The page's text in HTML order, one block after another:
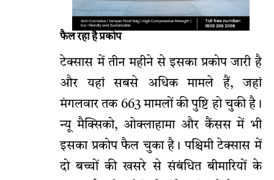
फैल रहा है प्रकोप
टेक्सास में तीन महीने से इसका प्रकोप जारी है
और यहां सबसे अधिक मामले हैं, जहां
मंगलवार तक 663 मामलों की पुष्टि हो चुकी है।
न्यू मैक्सिको, ओक्लाहामा और कैंसस में भी
इसका प्रकोप फैल चुका है। पश्चिमी टेक्सास में
दो बच्चों की खसरे से संबंधित बीमारियों के